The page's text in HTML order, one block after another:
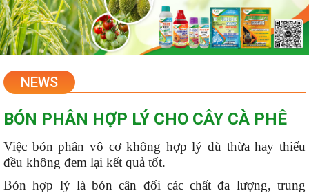
NEWS
BÓN PHÂN HỢP LÝ CHO CÂY CÀ PHÊ
Việc bón phân vô cơ không hợp lý dù thừa hay thiếu
đều không đem lại kết quả tốt.
Bón hợp lý là bón cân đối các chất đa lượng, trung